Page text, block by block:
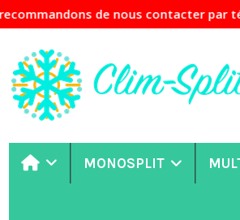
de nous contacter par
MONOSPLIT